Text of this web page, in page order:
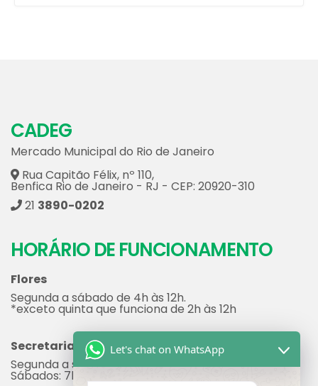
CADEG
Mercado Municipal do Rio de Janeiro
Rua Capitão Félix, nº 110,
Benfica Rio de Janeiro - RJ - CEP: 20920-310
21 3890-0202
HORÁRIO DE FUNCIONAMENTO
Flores
Segunda a sábado de 4h às 12h.
*exceto quinta que funciona de 2h às 12h
Secretaria
Segunda a sexta: 7h às 17h
Sábados: 7h às 12h
Let's chat on WhatsApp